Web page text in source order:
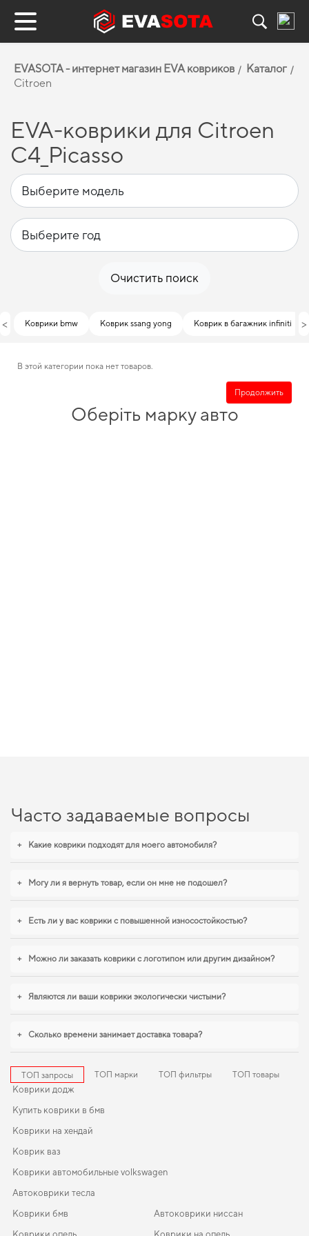
EVASOTA - интернет магазин EVA ковриков
Каталог
Citroen
EVA-коврики для Citroen
C4_Picasso
Очистить поиск
< Коврики bmw Коврик ssang yong Коврик в багажник infiniti >
В этой категории пока нет товаров.
Продолжить
Часто задаваемые вопросы
+ Какие коврики подходят для моего автомобиля?
+ Могу ли я вернуть товар, если он мне не подошел?
+ Есть ли у вас коврики с повышенной износостойкостью?
+ Можно ли заказать коврики с логотипом или другим дизайном?
+ Являются ли ваши коврики экологически чистыми?
+ Сколько времени занимает доставка товара?
ТОП запросы ТОП марки ТОП фильтры ТОП товары
Коврики додж
Купить коврики в бмв
Коврики на хендай
Коврик ваз
Коврики автомобильные volkswagen
Автоковрики тесла
Коврики бмв
Автоковрики ниссан